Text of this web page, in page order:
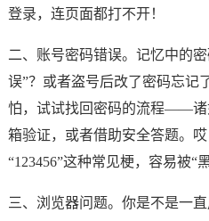
登录，连页面都打不开！
二、账号密码错误。记忆中的
误”？或者盗号后改了密码忘记
怕，试试找回密码的流程——诸
箱验证，或者借助安全答题。
“123456”这种常见梗，容易被“
三、浏览器问题。你是不是一